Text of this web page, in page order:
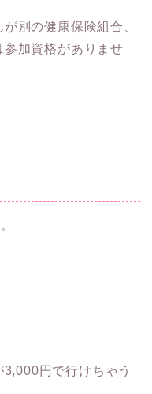
別の健康保険組合、
加資格がありませ
円で行けちゃう